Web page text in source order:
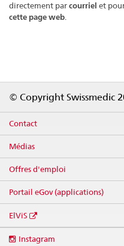
directement parcourriel et
cette page web
© Copyright Swissmedic
Contact
Médias
Offres d'emploi
Portail eGov (applications)
ElViS
media
Instagram